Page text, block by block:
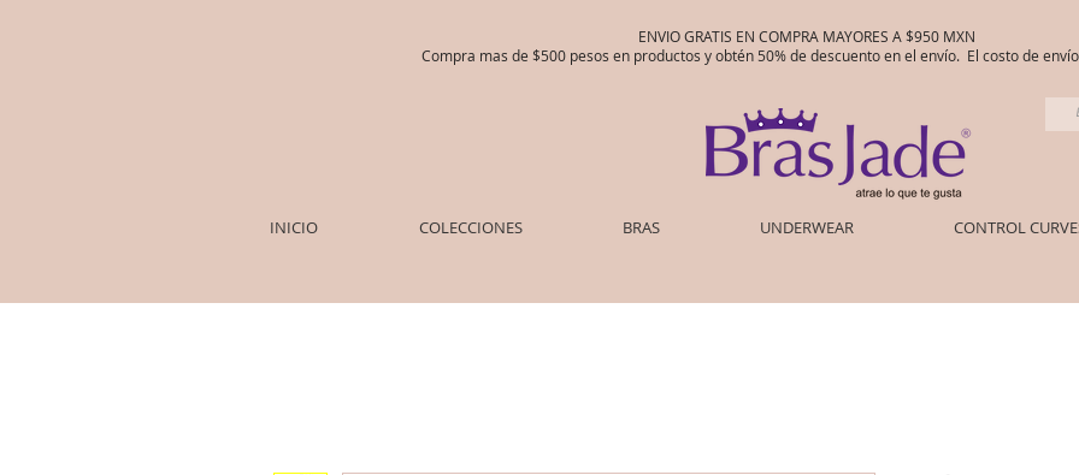
ENVIO GRATIS EN COMPRA MAYORES A $950 MXN
Compra mas de $500 pesos en productos y obtén 50% de descuento en el envío. El costo de
INICIO COLECCIONES BRAS UNDERWEAR CONTROL